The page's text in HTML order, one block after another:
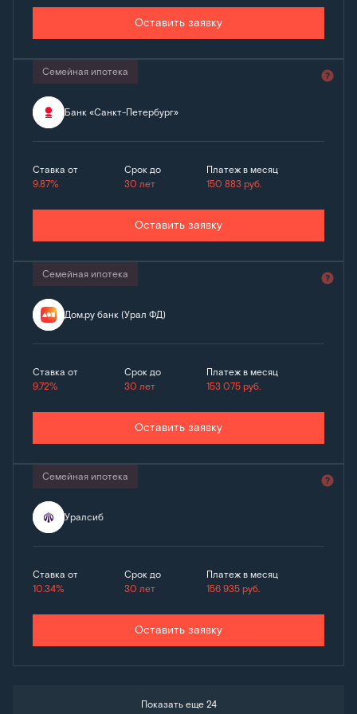
Оставить заявку
Семейная ипотека
Банк «Санкт-Петербург»
Ставка от
9.87%
Срок до
30 лет
Платеж в месяц
150 883руб.
Оставить заявку
Семейная ипотека
Дом.ру банк (Урал ФД)
Ставка от
9.72%
Срок до
30 лет
Платеж в месяц
153 075руб.
Оставить заявку
Семейная ипотека
Уралсиб
Ставка от
10.34%
Срок до
30 лет
Платеж в месяц
156 935руб.
Оставить заявку
Показать еще 24